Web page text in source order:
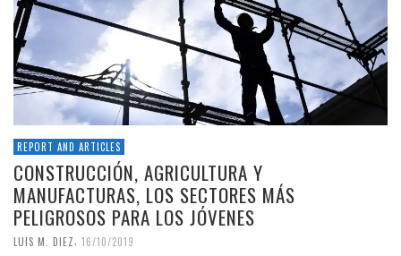
REPORT AND ARTICLES
CONSTRUCCIÓN, AGRICULTURA Y
MANUFACTURAS, LOS SECTORES MÁS
PELIGROSOS PARA LOS JÓVENES
LUIS M. DIEZ, 16/10/2019